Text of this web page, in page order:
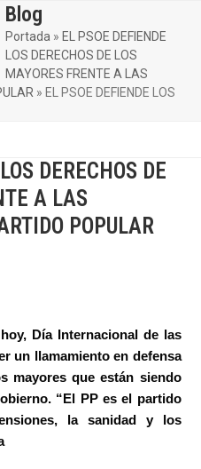
Blog
Portada » EL PSOE DEFIENDE
LOS DERECHOS DE LOS
MAYORES FRENTE A LAS
» EL PSOE DEFIENDE LOS
DERECHOS DE
A LAS
POPULAR
Día Internacional de las
un llamamiento en defensa
mayores que están siendo
“El PP es el partido
la sanidad y los